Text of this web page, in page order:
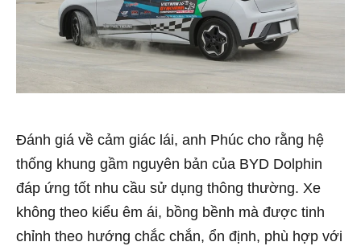
Đánh giá về cảm giác lái, anh Phúc cho rằng hệ
thống khung gầm nguyên bản của BYD Dolphin
đáp ứng tốt nhu cầu sử dụng thông thường. Xe
không theo kiểu êm ái, bồng bềnh mà được tinh
chỉnh theo hướng chắc chắn, ổn định, phù hợp với